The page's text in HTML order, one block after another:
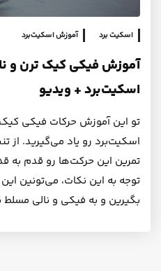
اسکیت برد آموزش اسکیت‌برد
آموزش فیکی کیک ترن و
اسکیت‌برد + ویدیو
تو این آموزش حرکات فیکی
اسکیت‌برد رو یاد می‌گیرید. از
تمرین این حرکت‌ها رو قدم به
توجه به این نکات، می‌تونین
بگیرین و به فیکی و نالی مسلط